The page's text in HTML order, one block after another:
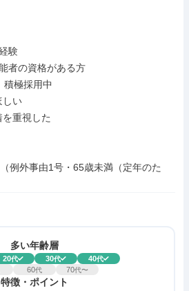
験
者の資格がある方
積極採用中
例外事由1号・65歳未満（定年のた
多い年齢層
20代 30代 40代
60代 70代〜
特徴・ポイント